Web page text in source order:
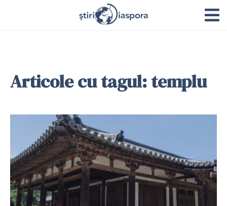
Articole cu tagul: templu